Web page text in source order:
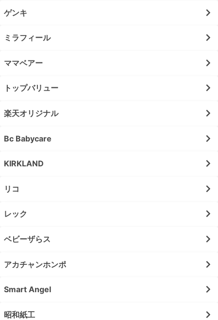
ゲンキ
ミラフィール
ママベアー
トップバリュー
楽天オリジナル
Bc Babycare
KIRKLAND
リコ
レック
ベビーザらス
アカチャンホンポ
Smart Angel
昭和紙工